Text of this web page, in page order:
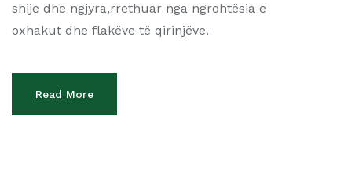
shije dhe ngjyra,rrethuar nga ngrohtësia e
oxhakut dhe flakëve të qirinjëve.
Read More